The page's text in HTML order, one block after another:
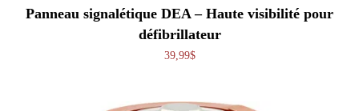
Panneau signalétique DEA – Haute visibilité pour
défibrillateur
39,99$